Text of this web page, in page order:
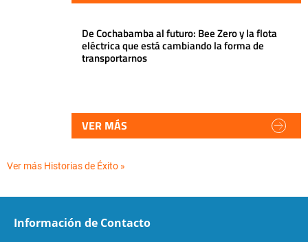
De Cochabamba al futuro: Bee Zero y la flota
eléctrica que está cambiando la forma de
transportarnos
VER MÁS
Ver más Historias de Éxito »
Información de Contacto